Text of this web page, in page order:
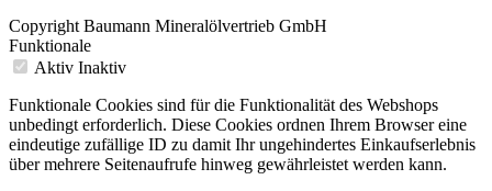
Copyright Baumann Mineralölvertrieb GmbH
Funktionale
Aktiv Inaktiv
Funktionale Cookies sind für die Funktionalität des Webshops
unbedingt erforderlich. Diese Cookies ordnen Ihrem Browser eine
eindeutige zufällige ID zu damit Ihr ungehindertes Einkaufserlebnis
über mehrere Seitenaufrufe hinweg gewährleistet werden kann.